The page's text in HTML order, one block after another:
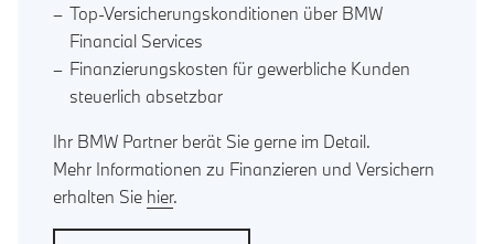
Top-Versicherungskonditionen über BMW
Financial Services
Finanzierungskosten für gewerbliche Kunden
steuerlich absetzbar
Ihr BMW Partner berät Sie gerne im Detail.
Mehr Informationen zu Finanzieren und Versichern
erhalten Sie hier.